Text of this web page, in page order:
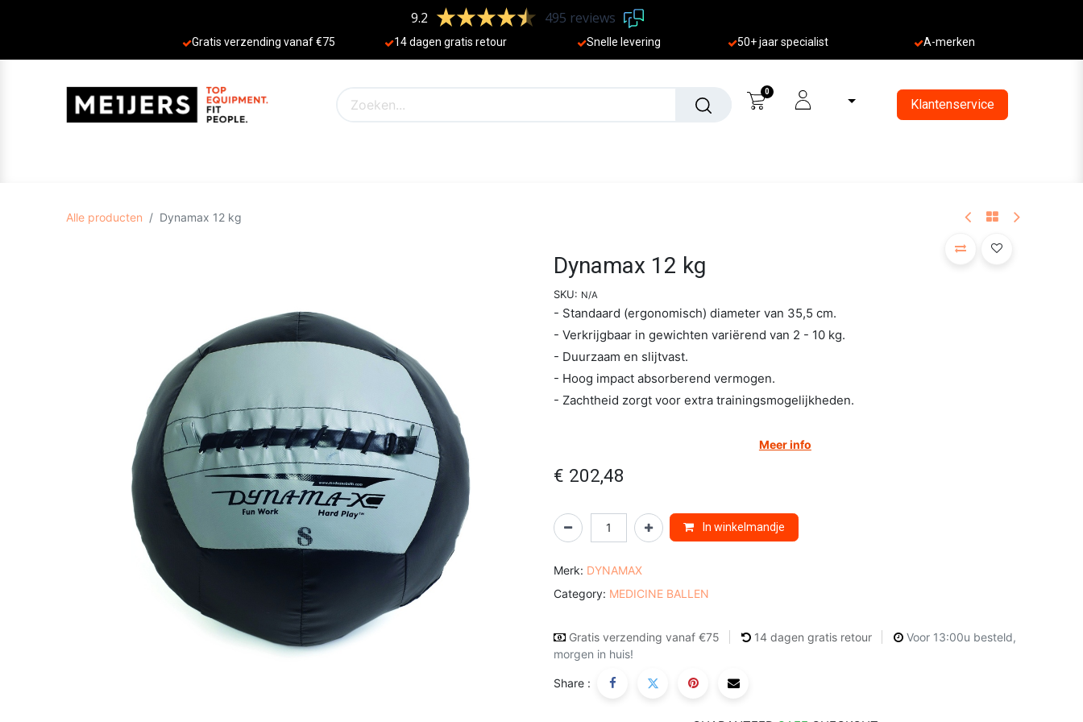
9.2 495 reviews
Gratis verzending vanaf €75 14 dagen gratis retour Sne lle levering 50+ jaar specialist A-merken
0
Klantenservice
Alle producten Dynamax 12 kg
Dynamax 12 kg
SKU: N/A
- Standaard (ergonomisch) diameter van 35,5 cm.
- Verkrijgbaar in gewichten variërend van 2 - 10 kg.
- Duurzaam en slijtvast.
- Hoog impact absorberend vermogen.
- Zachtheid zorgt voor extra trainingsmogelijkheden.
Meer info
€ 202,48
In winkelmandje
Merk: DYNAMAX
Category: MEDICINE BALLEN
Gratis verzending vanaf €75 14 dagen gratis retour
Voor 13:00u besteld,
morgen in huis!
Share :